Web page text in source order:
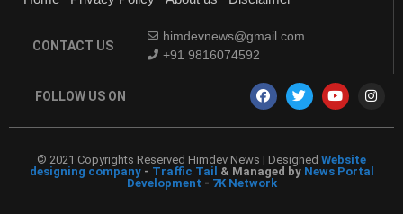
CONTACT US
himdevnews@gmail.com
+91 9816074592
FOLLOW US ON
© 2021 Copyrights Reserved Himdev News | Designed Website
designing company- Traffic Tail & Managed by News Portal
Development - 7K Network